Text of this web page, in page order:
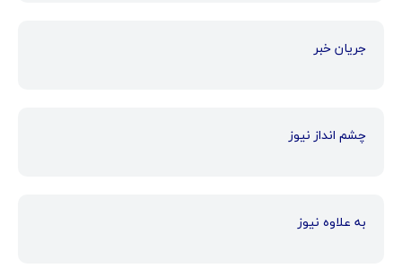
جریان خبر
چشم انداز نیوز
به علاوه نیوز